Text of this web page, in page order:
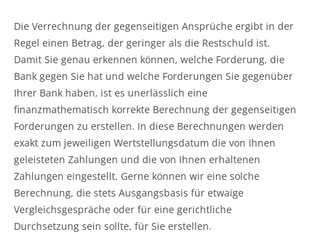
Die Verrechnung der gegenseitigen Ansprüche ergibt in der
Regel einen Betrag, der geringer als die Restschuld ist.
Damit Sie genau erkennen können, welche Forderung, die
Bank gegen Sie hat und welche Forderungen Sie gegenüber
Ihrer Bank haben, ist es unerlässlich eine
finanzmathematisch korrekte Berechnung der gegenseitigen
Forderungen zu erstellen. In diese Berechnungen werden
exakt zum jeweiligen Wertstellungsdatum die von Ihnen
geleisteten Zahlungen und die von Ihnen erhaltenen
Zahlungen eingestellt. Gerne können wir eine solche
Berechnung, die stets Ausgangsbasis für etwaige
Vergleichsgespräche oder für eine gerichtliche
Durchsetzung sein sollte, für Sie erstellen.